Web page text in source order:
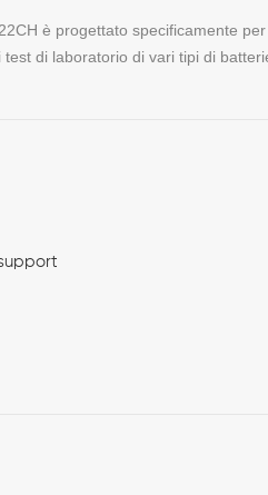
è progettato specificamente
di laboratorio di vari tipi di